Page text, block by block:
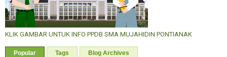
KLIK GAMBAR UNTUK INFO PPDB SMA MUJAHIDIN PONTIANAK
Popular Tags Blog Archives